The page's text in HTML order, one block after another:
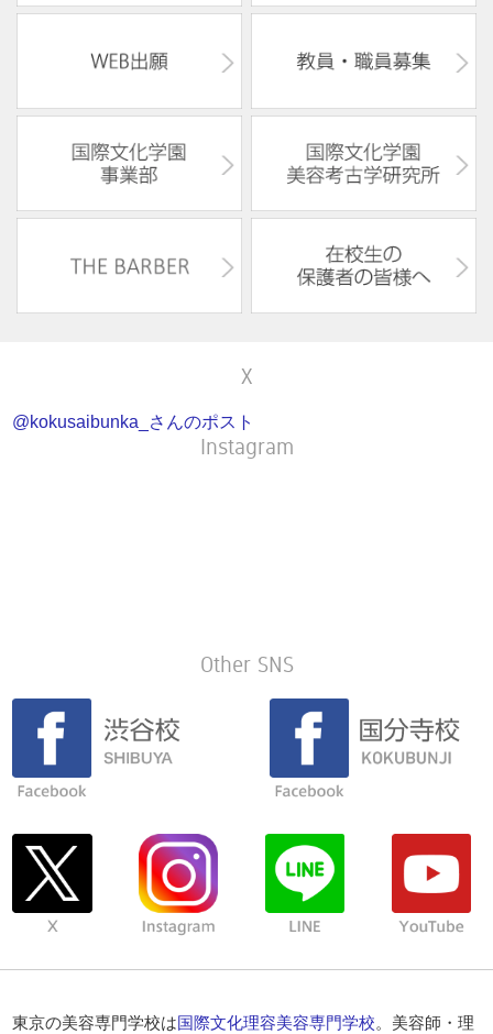
X
@kokusaibunka_さんのポスト
Instagram
Other SNS
東京の美容専門学校は 国際文化理容美容専門学校。美容師・理